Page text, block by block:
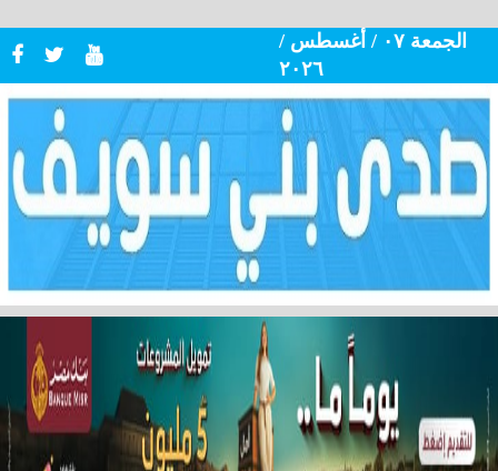
الجمعة ٠٧ / أغسطس /
٢٠٢٦